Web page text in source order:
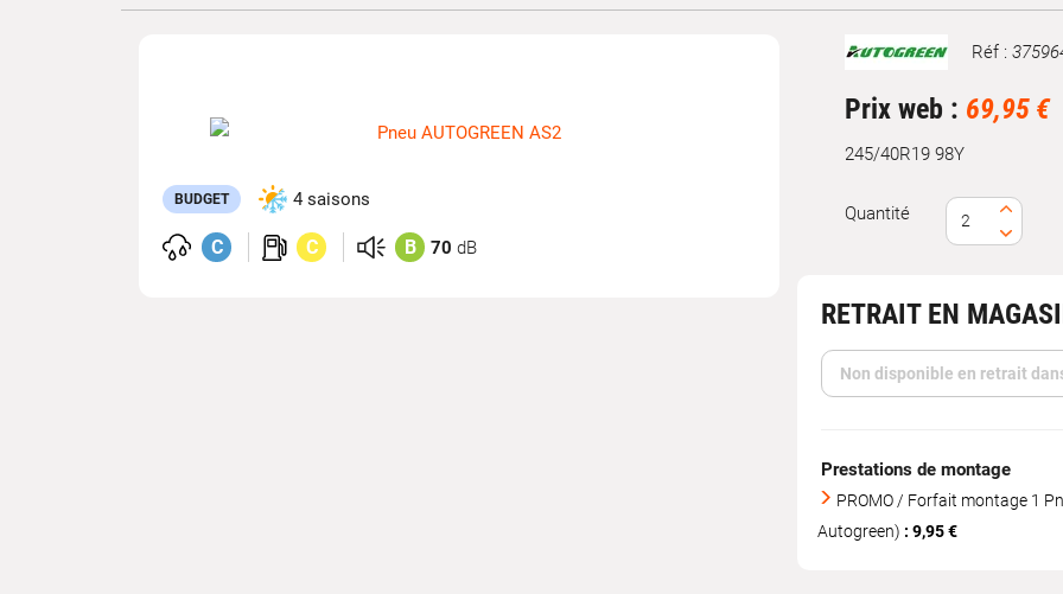
BUDGET 4 saisons
C C B 70 dB
Marque Réf :
Prix web : 69,95 €
245/40R19 98Y
Quantité
RETRAIT EN
Non disponible en retrait
Prestations de montage
PROMO / Forfait montage 1
Autogreen) : 9,95 €